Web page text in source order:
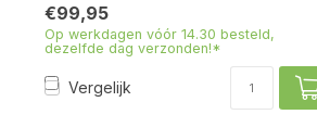
€99,95
Op werkdagen vóór 14.30 besteld,
dezelfde dag verzonden!*
Vergelijk